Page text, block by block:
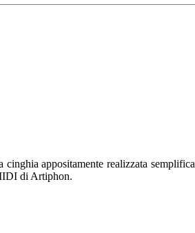
appositamente realizzata semplifica
di Artiphon.